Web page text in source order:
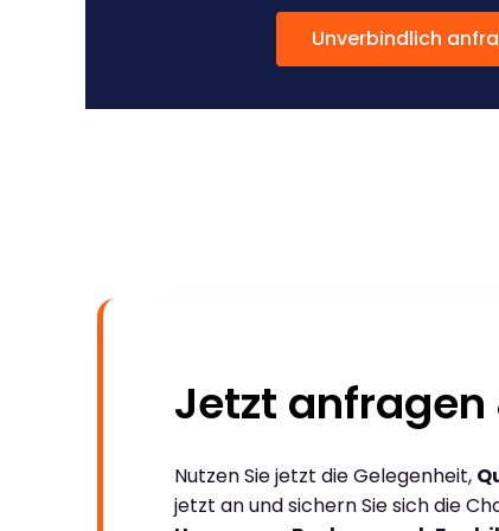
Unverbindlich
Jetzt anfragen
Nutzen Sie jetzt die Gelegenheit,
jetzt an und sichern Sie sich die